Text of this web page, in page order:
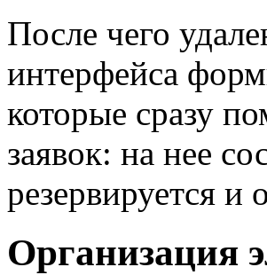
После чего
интерфейса
которые сразу
заявок: на нее
резервируется и
Организация